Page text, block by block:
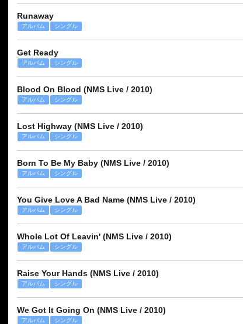
Runaway
アルバム シングル
Get Ready
アルバム シングル
Blood On Blood (NMS Live / 2010)
アルバム シングル
Lost Highway (NMS Live / 2010)
アルバム シングル
Born To Be My Baby (NMS Live / 2010)
アルバム シングル
You Give Love A Bad Name (NMS Live / 2010)
アルバム シングル
Whole Lot Of Leavin' (NMS Live / 2010)
アルバム シングル
Raise Your Hands (NMS Live / 2010)
アルバム シングル
We Got It Going On (NMS Live / 2010)
アルバム シングル